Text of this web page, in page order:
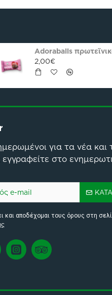
2,00€
για τα νέα και
στο
και αποδέχομαι τους όρους στη